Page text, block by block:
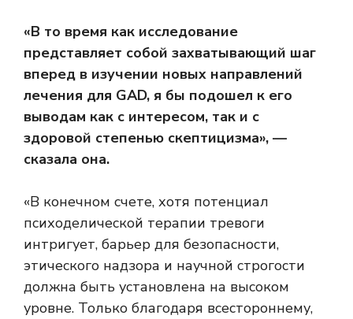
«В то время как исследование
представляет собой захватывающий шаг
вперед в изучении новых направлений
лечения для GAD, я бы подошел к его
выводам как с интересом, так и с
здоровой степенью скептицизма», —
сказала она.
«В конечном счете, хотя потенциал
психоделической терапии тревоги
интригует, барьер для безопасности,
этического надзора и научной строгости
должна быть установлена ​​на высоком
уровне. Только благодаря всестороннему,